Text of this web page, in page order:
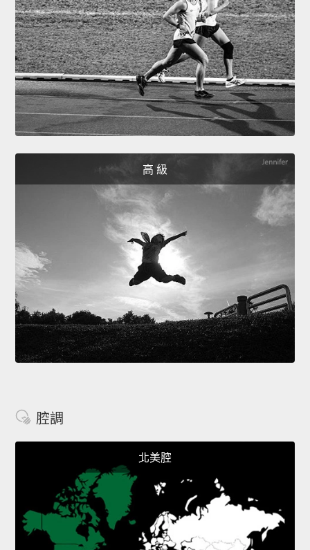
高 級
腔調
北美腔